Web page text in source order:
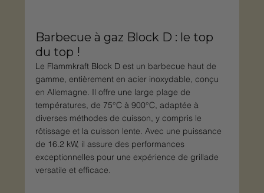
Barbecue à gaz Block D : le top
du top !
Le Flammkraft Block D est un barbecue haut de
gamme, entièrement en acier inoxydable, conçu
en Allemagne. Il offre une large plage de
températures, de 75°C à 900°C, adaptée à
diverses méthodes de cuisson, y compris le
rôtissage et la cuisson lente. Avec une puissance
de 16.2 kW, il assure des performances
exceptionnelles pour une expérience de grillade
versatile et efficace.